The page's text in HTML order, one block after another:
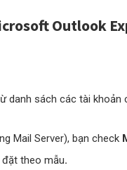
Outlook
danh sách các tài
Mail Server), bạn check
theo mẫu.